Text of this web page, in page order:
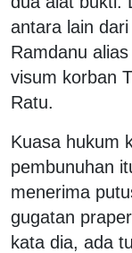
antara lain
Ramdanu
visum korban
Ratu.
Kuasa hukum
pembunuhan
menerima
gugatan
kata dia, ada